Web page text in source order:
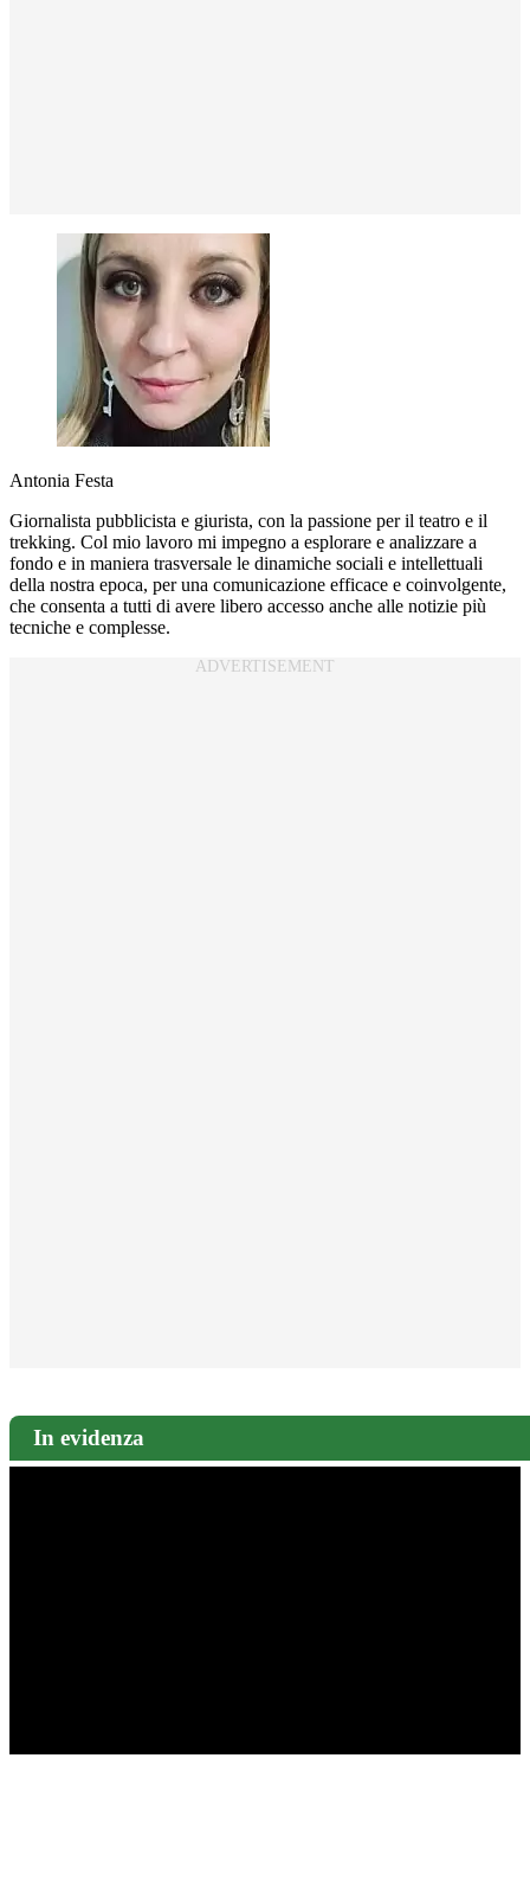
Antonia Festa
Giornalista pubblicista e giurista, con la passione per il teatro e il
trekking. Col mio lavoro mi impegno a esplorare e analizzare a
fondo e in maniera trasversale le dinamiche sociali e intellettuali
della nostra epoca, per una comunicazione efficace e coinvolgente,
che consenta a tutti di avere libero accesso anche alle notizie più
tecniche e complesse.
In evidenza